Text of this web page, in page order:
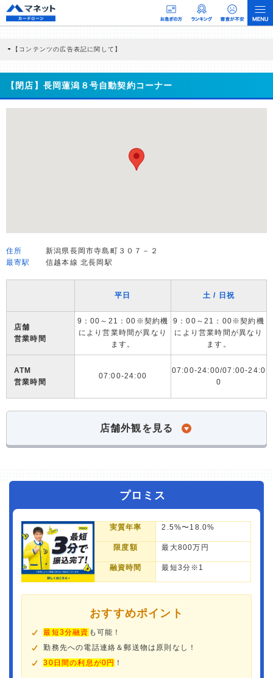
【コンテンツの広告表記に関して】
商品を根拠なくPRするものではなく、当編集部の調査／ユーザーへの口コミ収集な
どに基づき、公平性を担保した情報提供を行っています。
>提携企業一覧
【閉店】長岡蓮潟８号自動契約コーナー
住所
新潟県長岡市寺島町３０７－２
最寄駅
信越本線 北長岡駅
平日 土 / 日祝
店舗
営業時間
9：00～21：00※契約機
により営業時間が異なり
ます。
9：00～21：00※契約機
により営業時間が異なり
ます。
ATM
営業時間
07:00-24:00
07:00-24:00/07:00-24:0
0
店舗外観を見る
プロミス
実質年率 2.5%〜18.0%
限度額 最大800万円
融資時間 最短3分※1
おすすめポイント
最短3分融資 も可能！
勤務先への電話連絡＆郵送物は原則なし！
30日間の利息が0円 ！